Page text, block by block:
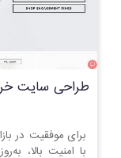
طراحی سایت
برای موفقیت در
با امنیت بالا،